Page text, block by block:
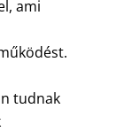
ami
tudnak